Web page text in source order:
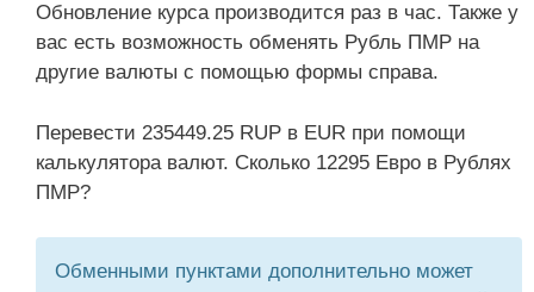
Обновление курса производится раз в час. Также у
вас есть возможность обменять Рубль ПМР на
другие валюты с помощью формы справа.
Перевести 235449.25 RUP в EUR при помощи
калькулятора валют. Сколько 12295 Евро в Рублях
ПМР?
Обменными пунктами дополнительно может